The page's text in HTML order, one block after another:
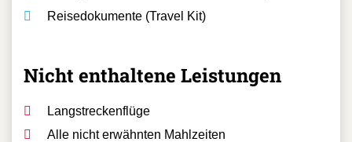
Reisedokumente (Travel Kit)
Nicht enthaltene Leistungen
Langstreckenflüge
Alle nicht erwähnten Mahlzeiten